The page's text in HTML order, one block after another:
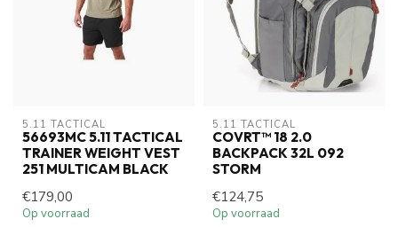
5.11 TACTICAL
56693MC 5.11 TACTICAL
TRAINER WEIGHT VEST
251 MULTICAM BLACK
€179,00
Op voorraad
5.11 TACTICAL
COVRT™ 18 2.0
BACKPACK 32L 092
STORM
€124,75
Op voorraad